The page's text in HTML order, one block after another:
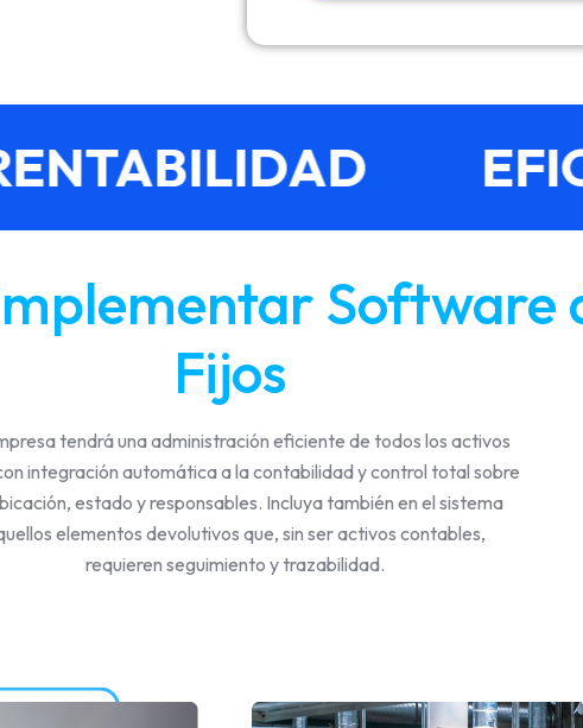
Software
Fijos
tendrá una administración eficiente de todos los activos
integración automática a la contabilidad y control total sobre
estado y responsables. Incluya también en el sistema
elementos devolutivos que, sin ser activos contables,
requieren seguimiento y trazabilidad.